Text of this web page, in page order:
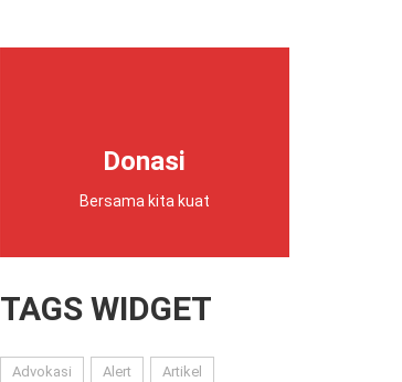
Donasi
Bersama kita kuat
TAGS WIDGET
Advokasi Alert Artikel